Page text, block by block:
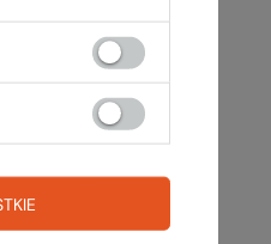
JACON CUP
JACON TITANIUM